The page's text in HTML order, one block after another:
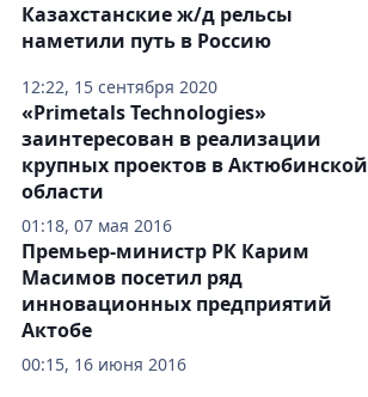
12:22, 15 сентября 2020
Казахстанские ж/д рельсы
наметили путь в Россию
01:18, 07 мая 2016
«Primetals Technologies»
заинтересован в реализации
крупных проектов в Актюбинской
области
00:15, 16 июня 2016
Премьер-министр РК Карим
Масимов посетил ряд
инновационных предприятий
Актобе